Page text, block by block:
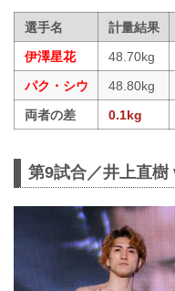
選手名 計量結果
伊澤星花
48.70kg
パク・シウ
48.80kg
両者の差
0.1kg
第9試合／井上直樹